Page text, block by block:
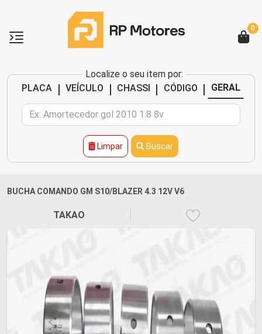
Localize o seu item por:
PLACA
| VEÍCULO | CHASSI | CÓDIGO | GERAL
Limpar Buscar
0
BUCHA COMANDO GM S10/BLAZER 4.3 12V V6
TAKAO